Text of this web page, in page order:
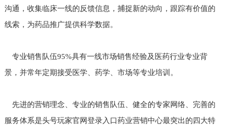
沟通，收集临床一线的反馈信息，捕捉新的动向，跟踪有价值的
线索，为药品推广提供科学数据。
专业销售队伍95%具有一线市场销售经验及医药行业专业背
景，并常年定期接受医学、药学、市场等专业培训。
先进的营销理念、专业的销售队伍、健全的专家网络、完善的
服务体系是头号玩家官网登录入口药业营销中心最突出的四大特